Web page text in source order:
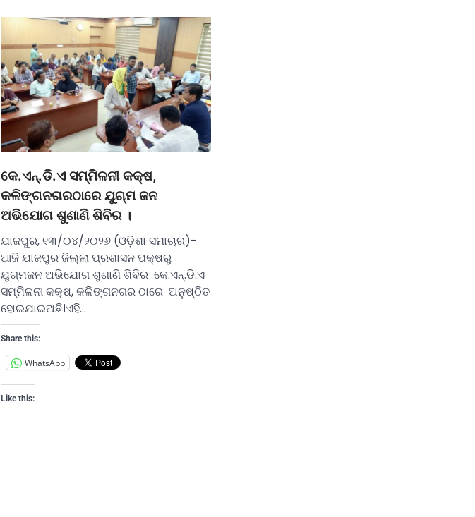
କେ.ଏନ୍.ଡି.ଏ ସମ୍ମିଳନୀ କକ୍ଷ,
କଳିଙ୍ଗନଗରଠାରେ ଯୁଗ୍ମ ଜନ
ଅଭିଯୋଗ ଶୁଣାଣି ଶିବିର ।
ଯାଜପୁର, ୧୩/୦୪/୨୦୨୬ (ଓଡ଼ିଶା ସମାଚାର)-
ଆଜି ଯାଜପୁର ଜିଲ୍ଲା ପ୍ରଶାସନ ପକ୍ଷରୁ
ଯୁଗ୍ମଜନ ଅଭିଯୋଗ ଶୁଣାଣି ଶିବିର କେ.ଏନ୍.ଡି.ଏ
ସମ୍ମିଳନୀ କକ୍ଷ, କଳିଙ୍ଗନଗର ଠାରେ ଅନୁଷ୍ଠିତ
ହୋଇଯାଇଅଛି।ଏହି…
Share this:
WhatsApp
Like this: